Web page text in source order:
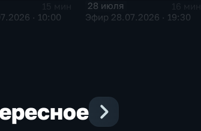
· 10:00
28 июля
Эфир 28.07.2026 · 19:30